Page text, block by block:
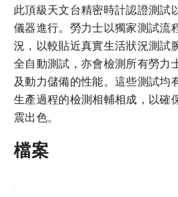
此頂級天文台精密時計認證測試
儀器進行。勞力士以獨家測試流
況，以較貼近真實生活狀況測試
全自動測試，亦會檢測所有勞力
及動力儲備的性能。這些測試均
生產過程的檢測相輔相成，以確
震出色。
檔案